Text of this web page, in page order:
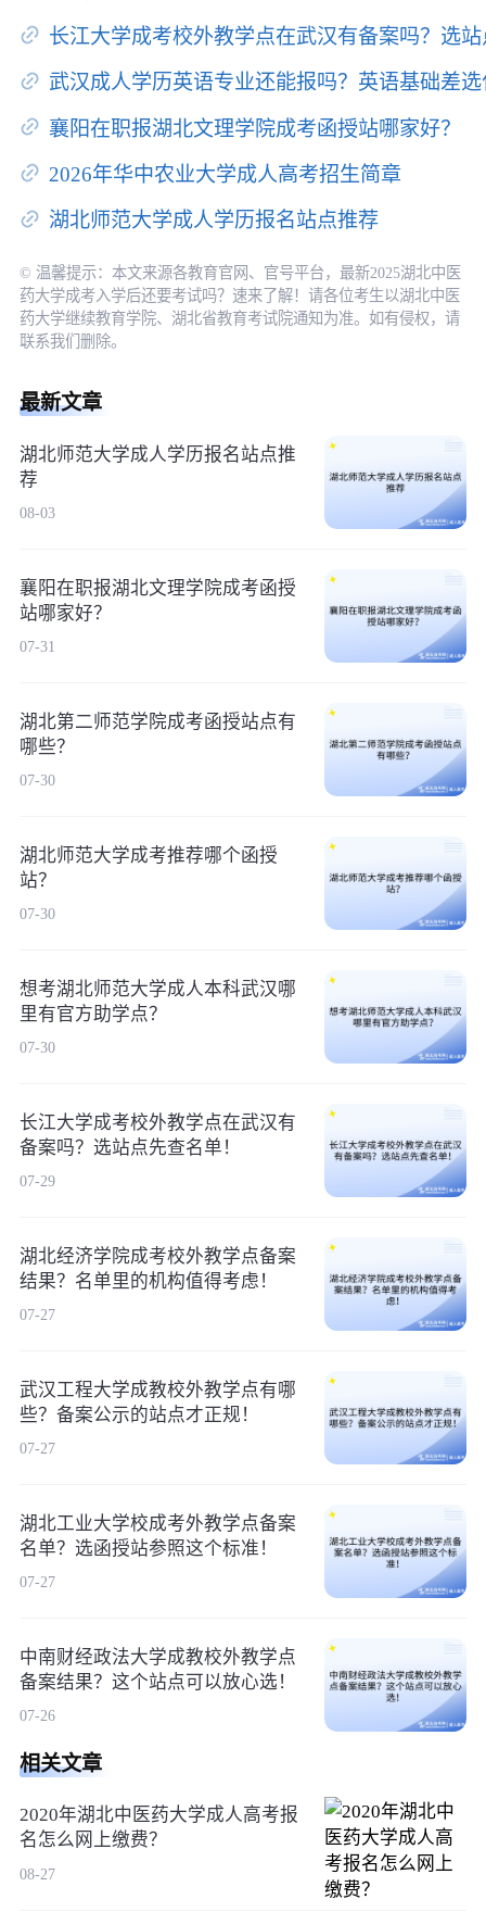
长江大学成考校外教学点在武汉有备案吗？选
武汉成人学历英语专业还能报吗？英语基础差
襄阳在职报湖北文理学院成考函授站哪家好？
2026年华中农业大学成人高考招生简章
湖北师范大学成人学历报名站点推荐
© 温馨提示：本文来源各教育官网、官号平台，最新2025湖北中医
药大学成考入学后还要考试吗？速来了解！请各位考生以湖北中医
药大学继续教育学院、湖北省教育考试院通知为准。如有侵权，请
联系我们删除。
最新文章
湖北师范大学成人学历报名站点推
荐
08-03
襄阳在职报湖北文理学院成考函授
站哪家好？
07-31
湖北第二师范学院成考函授站点有
哪些？
07-30
湖北师范大学成考推荐哪个函授
站？
07-30
想考湖北师范大学成人本科武汉哪
里有官方助学点？
07-30
长江大学成考校外教学点在武汉有
备案吗？选站点先查名单！
07-29
湖北经济学院成考校外教学点备案
结果？名单里的机构值得考虑！
07-27
武汉工程大学成教校外教学点有哪
些？备案公示的站点才正规！
07-27
湖北工业大学校成考外教学点备案
名单？选函授站参照这个标准！
07-27
中南财经政法大学成教校外教学点
备案结果？这个站点可以放心选！
07-26
相关文章
2020年湖北中医药大学成人高考报
名怎么网上缴费？
08-27